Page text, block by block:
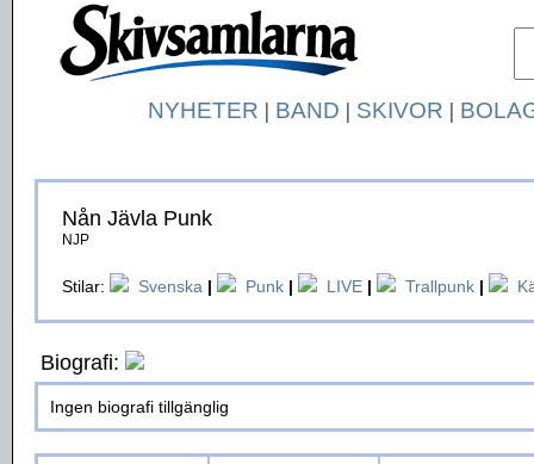
NYHETER | BAND | SKIVOR |
Nån Jävla Punk
NJP
Stilar: Svenska | Punk | LIVE | Trallpunk |
Biografi:
Ingen biografi tillgänglig